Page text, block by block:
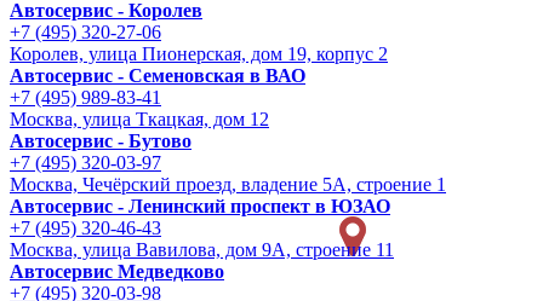
Автосервис - Королев
+7 (495) 320-27-06
Королев, улица Пионерская, дом 19, корпус 2
Автосервис - Семеновская в ВАО
+7 (495) 989-83-41
Москва, улица Ткацкая, дом 12
Автосервис - Бутово
+7 (495) 320-03-97
Москва, Чечёрский проезд, владение 5А, строение 1
Автосервис - Ленинский проспект в ЮЗАО
+7 (495) 320-46-43
Москва, улица Вавилова, дом 9A, строение 11
Автосервис Медведково
+7 (495) 320-03-98